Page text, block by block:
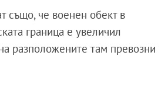
също, че военен обект в
граница е увеличил
разположените там превозни